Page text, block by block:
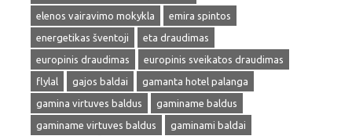
elenos vairavimo mokykla
emira spintos
energetikas šventoji
eta draudimas
europinis draudimas
europinis sveikatos draudimas
flylal
gajos baldai
gamanta hotel palanga
gamina virtuves baldus
gaminame baldus
gaminame virtuves baldus
gaminami baldai